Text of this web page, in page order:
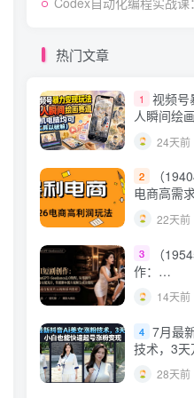
计×AI提示
热门文章
1
视频号
人瞬间绘
均可
24天前
2
（
电商高需
可做，一
22天前
3
（
作：
程，从零
全流程
14天前
4 7月最
技术，3
快速起号
28天前